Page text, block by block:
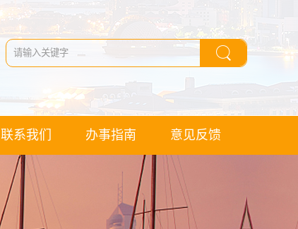
联系我们 办事指南 意见反馈